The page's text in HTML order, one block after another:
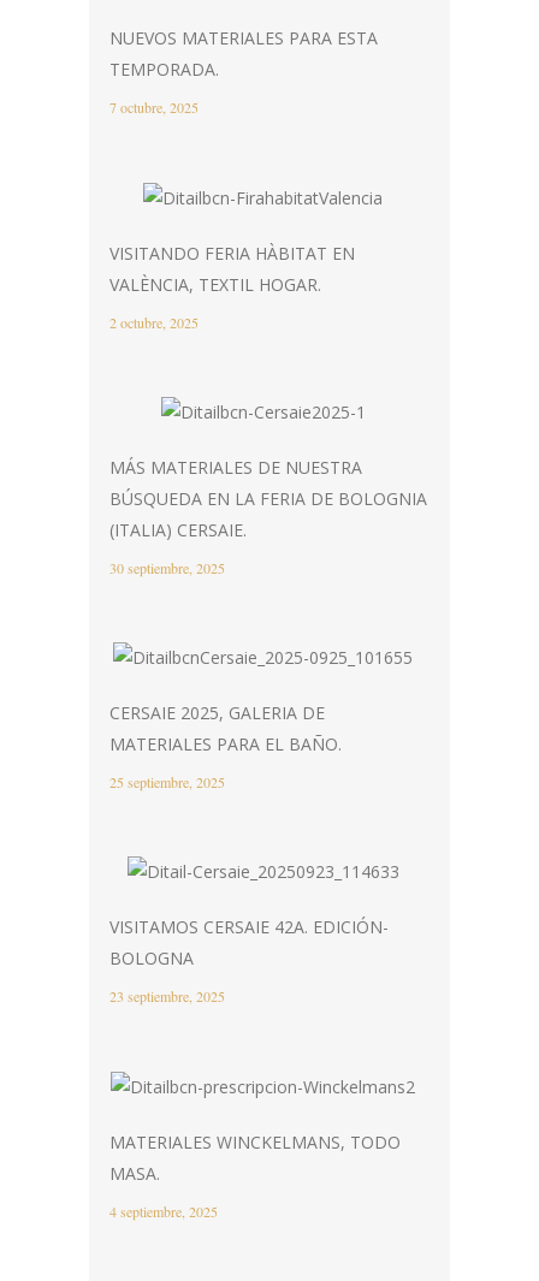
NUEVOS MATERIALES PARA ESTA
TEMPORADA.
7 octubre, 2025
VISITANDO FERIA HÀBITAT EN
VALÈNCIA, TEXTIL HOGAR.
2 octubre, 2025
MÁS MATERIALES DE NUESTRA
BÚSQUEDA EN LA FERIA DE BOLOGNIA
(ITALIA) CERSAIE.
30 septiembre, 2025
CERSAIE 2025, GALERIA DE
MATERIALES PARA EL BAÑO.
25 septiembre, 2025
VISITAMOS CERSAIE 42A. EDICIÓN-
BOLOGNA
23 septiembre, 2025
MATERIALES WINCKELMANS, TODO
MASA.
4 septiembre, 2025